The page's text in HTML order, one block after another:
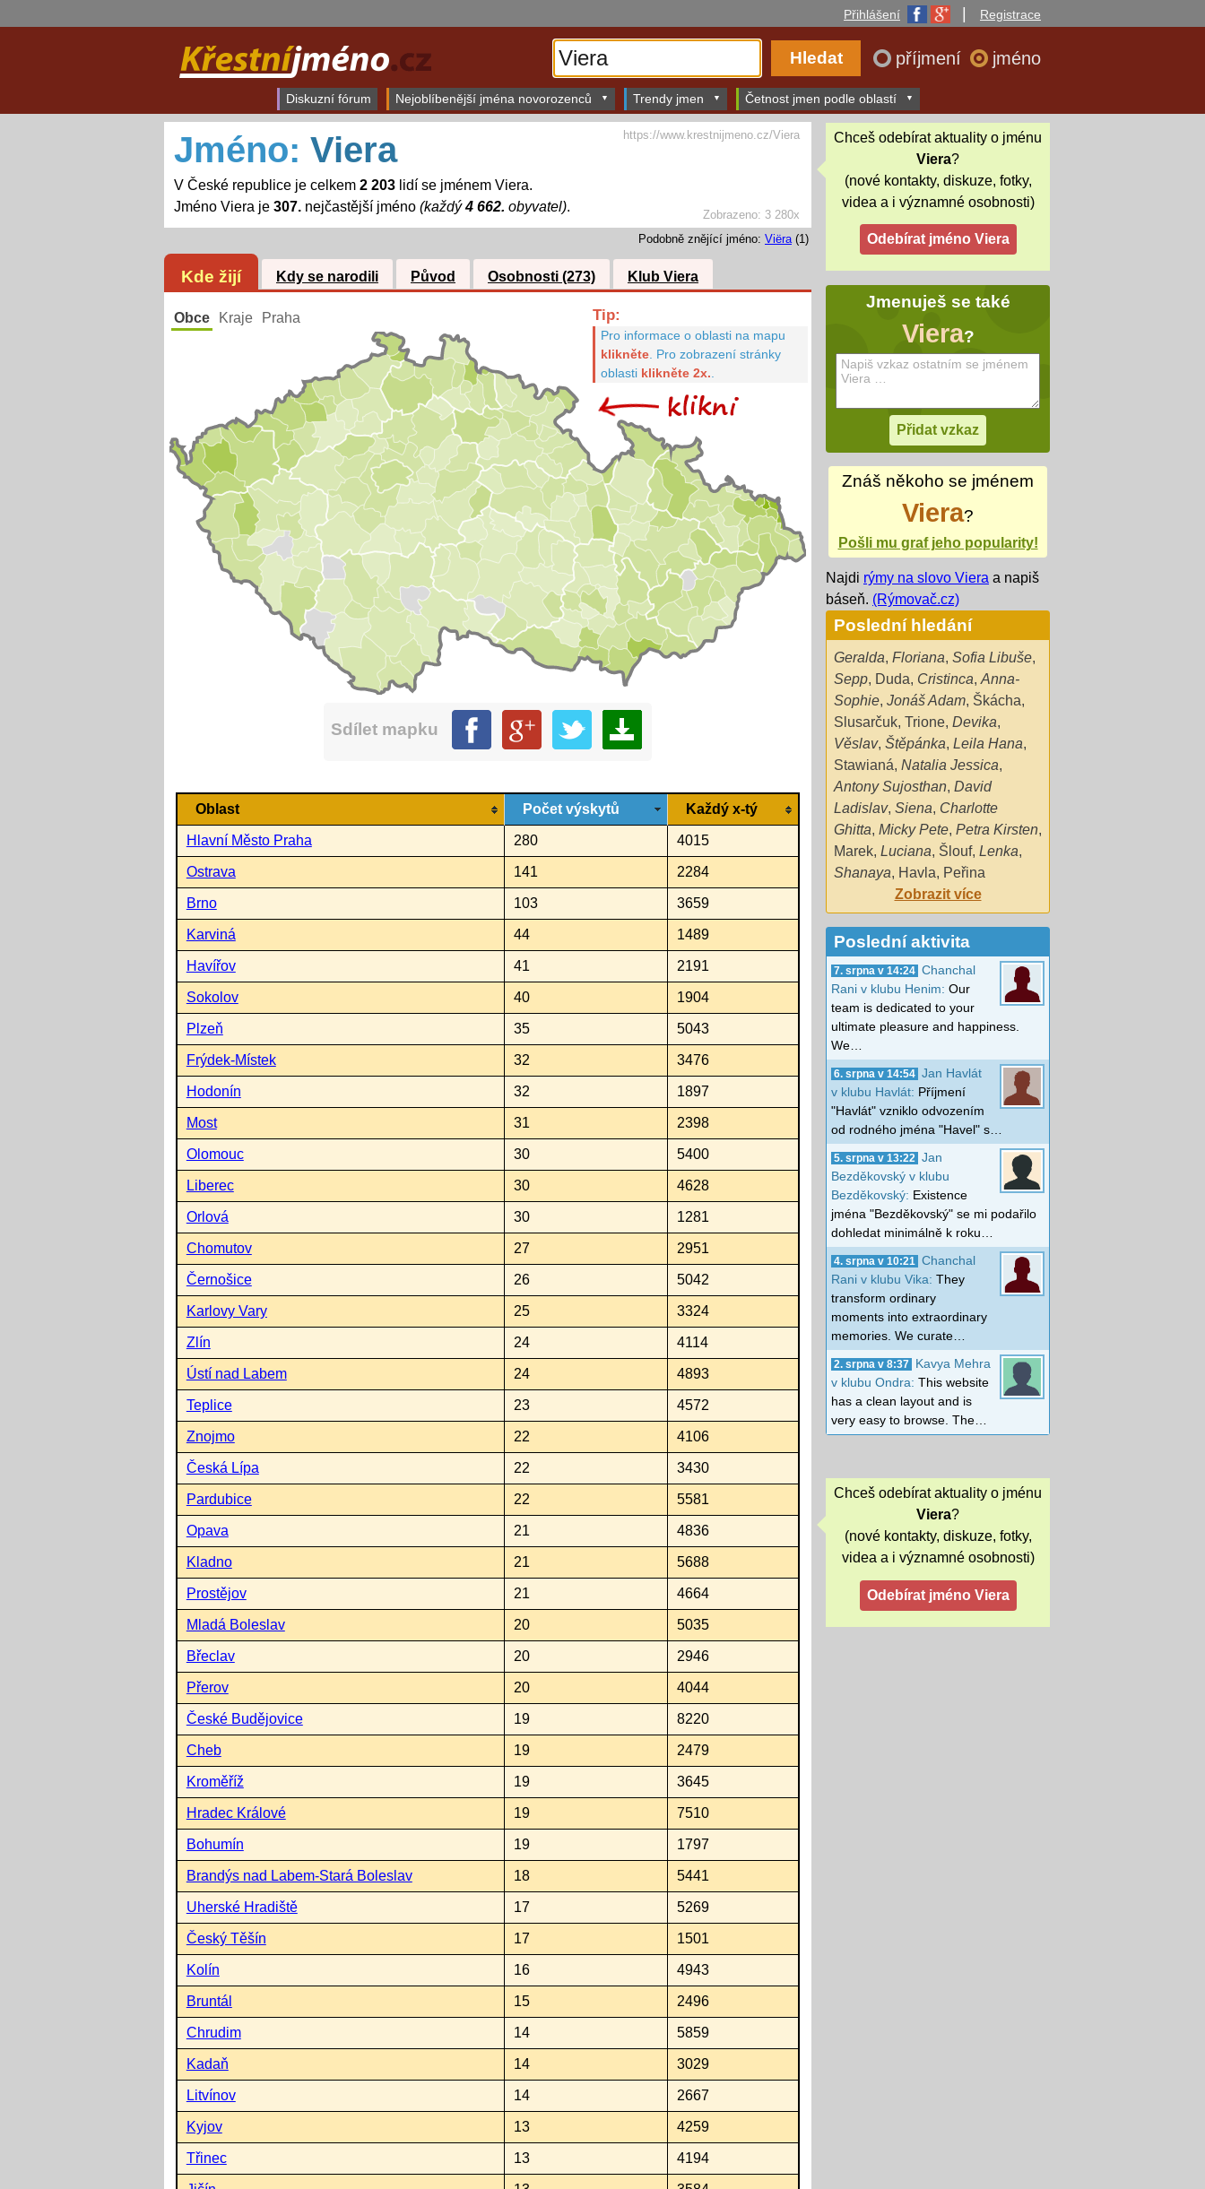
Přihlášení Registrace
příjmení jméno
Diskuzní fórum Nejoblíbenější jména novorozenců Trendy jmen Četnost jmen podle oblastí
Zobrazeno: 3 280x
Jméno: Viera
V České republice je celkem 2 203lidí se jménem Viera.
Jméno Viera je 307.nejčastější jméno (každý4 662. obyvatel).
https://www.krestnijmeno.cz/Viera
Podobně znějící jméno: Viëra(1)
Kde žijí Kdy se narodili Původ Osobnosti (273) Klub Viera
Obce Kraje Praha Tip:
Pro informace o oblasti na mapu
klikněte. Pro zobrazení stránky
oblasti klikněte 2x.
Sdílet mapku
Oblast Počet výskytů Každý x-tý
Hlavní Město Praha 280 4015
Ostrava 141 2284
Brno 103 3659
Karviná 44 1489
Havířov 41 2191
Sokolov 40 1904
Plzeň 35 5043
Frýdek-Místek 32 3476
Hodonín 32 1897
Most 31 2398
Olomouc 30 5400
Liberec 30 4628
Orlová 30 1281
Chomutov 27 2951
Černošice 26 5042
Karlovy Vary 25 3324
Zlín 24 4114
Ústí nad Labem 24 4893
Teplice 23 4572
Znojmo 22 4106
Česká Lípa 22 3430
Pardubice 22 5581
Opava 21 4836
Kladno 21 5688
Prostějov 21 4664
Mladá Boleslav 20 5035
Břeclav 20 2946
Přerov 20 4044
České Budějovice 19 8220
Cheb 19 2479
Kroměříž 19 3645
Hradec Králové 19 7510
Bohumín 19 1797
Brandýs nad Labem-Stará Boleslav 18 5441
Uherské Hradiště 17 5269
Český Těšín 17 1501
Kolín 16 4943
Bruntál 15 2496
Chrudim 14 5859
Kadaň 14 3029
Litvínov 14 2667
Kyjov 13 4259
Třinec 13 4194
Chceš odebírat aktuality o jménu
Viera?
(nové kontakty, diskuze, fotky,
videa a i významné osobnosti)
Jmenuješ se také
Viera?
Znáš někoho se jménem
Viera?
Pošli mu graf jeho popularity!
Najdi rýmy na slovo Viera a napiš
báseň. (Rýmovač.cz)
Poslední hledání
Geralda, Floriana, Sofia Libuše,
Sepp, Duda, Cristinca, Anna-
Sophie, Jonáš Adam, Škácha,
Slusarčuk, Trione, Devika,
Věslav, Štěpánka, Leila Hana,
Stawianá, Natalia Jessica,
Antony Sujosthan, David
Ladislav, Siena, Charlotte
Ghitta, Micky Pete, Petra Kirsten,
Marek, Luciana, Šlouf, Lenka,
Shanaya, Havla, Peřina
Zobrazit více
Poslední aktivita
7. srpna v 14:24 Chanchal
Rani v klubu Henim: Our
team is dedicated to your
ultimate pleasure and happiness.
We…
6. srpna v 14:54 Jan Havlát
v klubu Havlát: Příjmení
"Havlát" vzniklo odvozením
od rodného jména "Havel" s…
5. srpna v 13:22
Jan
Bezděkovský v klubu
Bezděkovský: Existence
jména "Bezděkovský" se mi podařilo
dohledat minimálně k roku…
4. srpna v 10:21
Chanchal
Rani v klubu Vika: They
transform ordinary
moments into extraordinary
memories. We curate…
2. srpna v 8:37
Kavya Mehra
v klubu Ondra: This website
has a clean layout and is
very easy to browse. The…
Chceš odebírat aktuality o jménu
Viera?
(nové kontakty, diskuze, fotky,
videa a i významné osobnosti)